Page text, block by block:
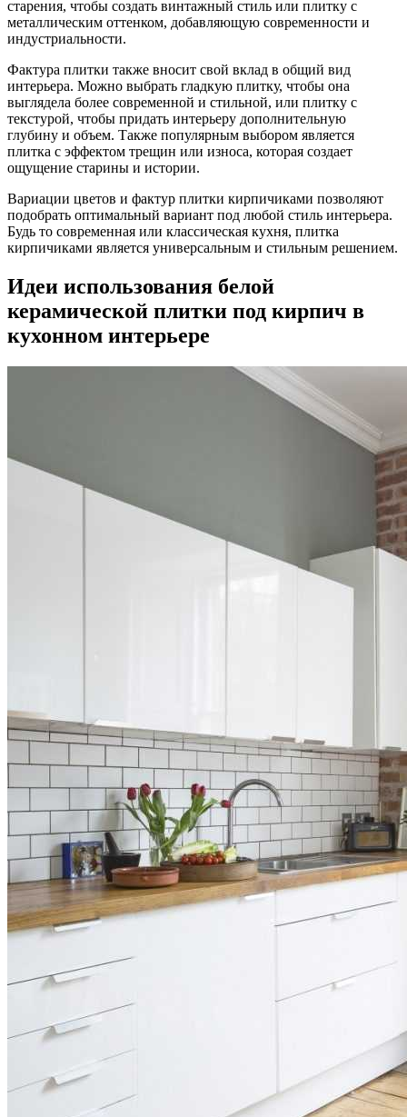
старения, чтобы создать винтажный стиль или плитку с
металлическим оттенком, добавляющую современности и
индустриальности.
Фактура плитки также вносит свой вклад в общий вид
интерьера. Можно выбрать гладкую плитку, чтобы она
выглядела более современной и стильной, или плитку с
текстурой, чтобы придать интерьеру дополнительную
глубину и объем. Также популярным выбором является
плитка с эффектом трещин или износа, которая создает
ощущение старины и истории.
Вариации цветов и фактур плитки кирпичиками позволяют
подобрать оптимальный вариант под любой стиль интерьера.
Будь то современная или классическая кухня, плитка
кирпичиками является универсальным и стильным решением.
Идеи использования белой
керамической плитки под кирпич в
кухонном интерьере